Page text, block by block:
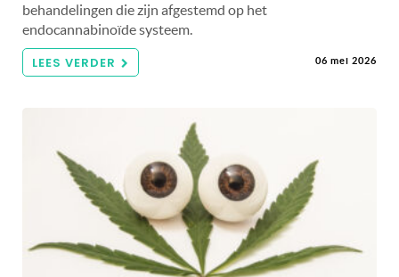
behandelingen die zijn afgestemd op het
endocannabinoïde systeem.
LEES VERDER 06 mei 2026